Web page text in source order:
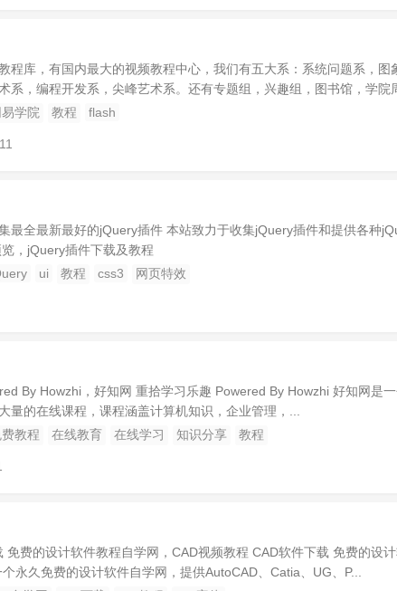
程库，有国内最大的视频教程中心，我们有五大系：系统问题系，图
系，编程开发系，尖峰艺术系。还有专题组，兴趣组，图书馆，学院
易学院 教程 flash
最全最新最好的jQuery插件 本站致力于收集jQuery插件和提供各种
，jQuery插件下载及教程
ui 教程 css3 网页特效
By Howzhi，好知网 重拾学习乐趣 Powered By Howzhi 好知网是
量的在线课程，课程涵盖计算机知识，企业管理，...
教程 在线教育 在线学习 知识分享 教程
免费的设计软件教程自学网，CAD视频教程 CAD软件下载 免费的设
永久免费的设计软件自学网，提供AutoCAD、Catia、UG、P...